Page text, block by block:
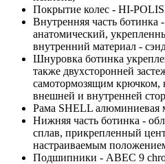
Покрытие колес - HI-
Внутренняя часть
анатомический,
внутренний материал -
Шнуровка ботинка
также двухсторонней
самотормозящим крючком,
внешней и внутренней
Рама SHELL алюминиевая
Нижняя часть ботинка -
сплав, прикрепленный
настраиваемым
Подшипники - ABEC 9